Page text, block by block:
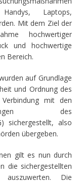
Laptops,
Mit dem Ziel der
hochwertiger
und hochwertige
Bereich.
auf Grundlage
und Ordnung des
mit den
des
sichergestellt, also
übergeben.
gilt es nun durch
die sichergestellten
auszuwerten. Die